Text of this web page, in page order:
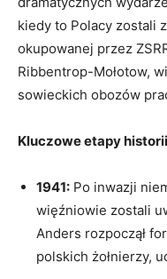
kiedy to Polacy zostali
okupowanej przez
Ribbentrop-Mołotow,
sowieckich obozów
Kluczowe etapy
1941: Po inwazji
więźniowie zostali
Anders rozpoczął
polskich żołnierzy,